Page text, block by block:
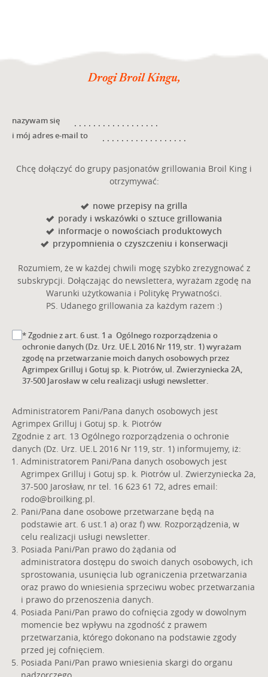
Drogi Broil Kingu,
nazywam się
i mój adres e-mail to
Chcę dołączyć do grupy pasjonatów grillowania Broil King i
otrzymywać:
nowe przepisy na grilla
porady i wskazówki o sztuce grillowania
informacje o nowościach produktowych
przypomnienia o czyszczeniu i konserwacji
Rozumiem, że w każdej chwili mogę szybko zrezygnować z
subskrypcji. Dołączając do newslettera, wyrażam zgodę na
Warunki użytkowania i Politykę Prywatności.
PS. Udanego grillowania za każdym razem :)
* Zgodnie z art. 6 ust. 1 a Ogólnego rozporządzenia o
ochronie danych (Dz. Urz. UE.L 2016 Nr 119, str. 1) wyrażam
zgodę na przetwarzanie moich danych osobowych przez
Agrimpex Grilluj i Gotuj sp. k. Piotrów, ul. Zwierzyniecka 2A,
37-500 Jarosław w celu realizacji usługi newsletter.
Administratorem Pani/Pana danych osobowych jest
Agrimpex Grilluj i Gotuj sp. k. Piotrów
Zgodnie z art. 13 Ogólnego rozporządzenia o ochronie
danych (Dz. Urz. UE.L 2016 Nr 119, str. 1) informujemy, iż:
Administratorem Pani/Pana danych osobowych jest
Agrimpex Grilluj i Gotuj sp. k. Piotrów ul. Zwierzyniecka 2a,
37-500 Jarosław, nr tel. 16 623 61 72, adres email:
rodo@broilking.pl
Pani/Pana dane osobowe przetwarzane będą na
podstawie art. 6 ust.1 a) oraz f) ww. Rozporządzenia, w
celu realizacji usługi newsletter.
Posiada Pani/Pan prawo do żądania od
administratora dostępu do swoich danych osobowych, ich
sprostowania, usunięcia lub ograniczenia przetwarzania
oraz prawo do wniesienia sprzeciwu wobec przetwarzania
i prawo do przenoszenia danych.
Posiada Pani/Pan prawo do cofnięcia zgody w dowolnym
momencie bez wpływu na zgodność z prawem
przetwarzania, którego dokonano na podstawie zgody
przed jej cofnięciem.
Posiada Pani/Pan prawo wniesienia skargi do organu
nadzorczego.